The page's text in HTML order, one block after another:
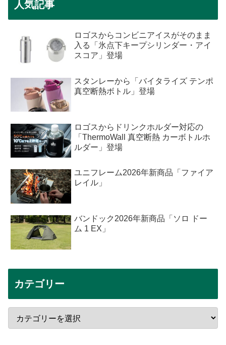
人気記事
ロゴスからコンビニアイスがそのまま
入る「氷点下キープシリンダー・アイ
スコア」登場
スタンレーから「バイタライズ テンポ
真空断熱ボトル」登場
ロゴスからドリンクホルダー対応の
「ThermoWall 真空断熱 カーボトルホ
ルダー」登場
ユニフレーム2026年新商品「ファイア
レイル」
バンドック2026年新商品「ソロ ドー
ム 1 EX」
カテゴリー